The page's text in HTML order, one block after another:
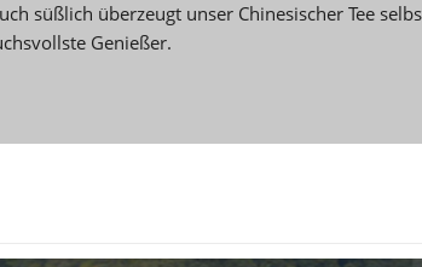
süßlich überzeugt unser Chinesischer Tee
Genießer.